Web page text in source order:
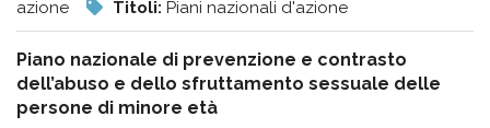
azione Titoli: Piani nazionali d'azione
Piano nazionale di prevenzione e contrasto
dell’abuso e dello sfruttamento sessuale delle
persone di minore età